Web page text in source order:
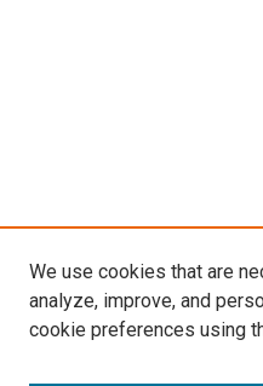
We use cookies that are
analyze, improve, and
cookie preferences using